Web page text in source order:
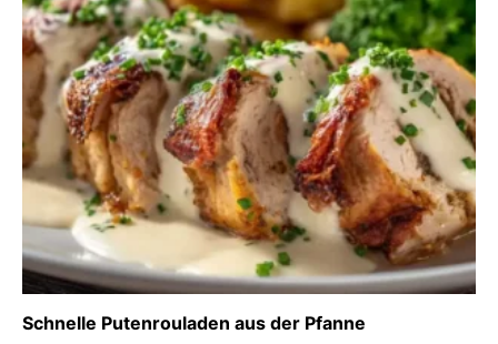
Schnelle Putenrouladen aus der Pfanne